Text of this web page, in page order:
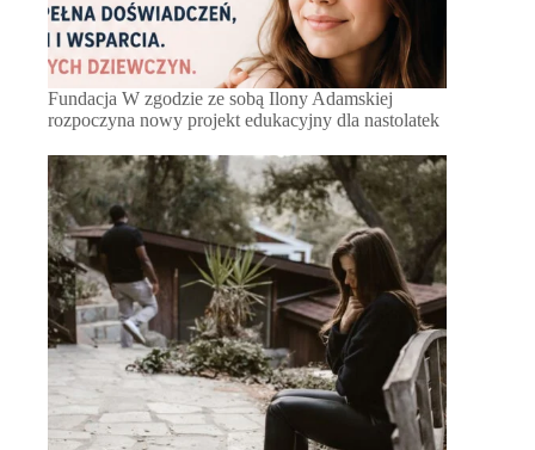
Fundacja W zgodzie ze sobą Ilony Adamskiej
rozpoczyna nowy projekt edukacyjny dla nastolatek